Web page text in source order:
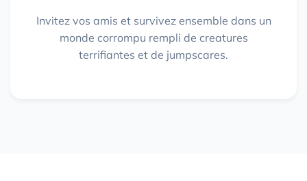
Invitez vos amis et survivez ensemble dans un
monde corrompu rempli de creatures
terrifiantes et de jumpscares.